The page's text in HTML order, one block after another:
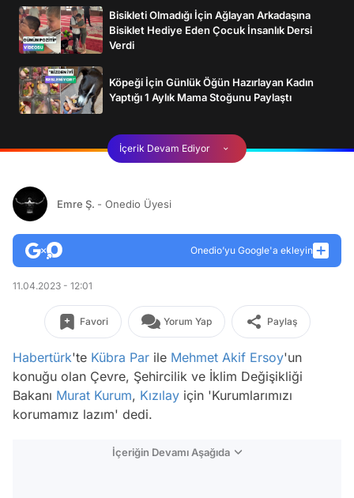
Bisikleti Olmadığı İçin Ağlayan Arkadaşına
Bisiklet Hediye Eden Çocuk İnsanlık Dersi
Verdi
Köpeği İçin Günlük Öğün Hazırlayan Kadın
Yaptığı 1 Aylık Mama Stoğunu Paylaştı
İçerik Devam Ediyor
Emre Ş. - Onedio Üyesi
Onedio’yu Google'a ekleyin
11.04.2023 - 12:01
Favori Yorum Yap Paylaş
Habertürk'te Kübra Par ile Mehmet Akif Ersoy'un
konuğu olan Çevre, Şehircilik ve İklim Değişikliği
Bakanı Murat Kurum, Kızılay için 'Kurumlarımızı
korumamız lazım' dedi.
İçeriğin Devamı Aşağıda